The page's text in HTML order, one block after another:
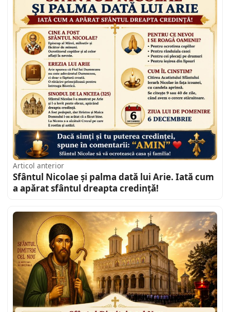
Articol anterior
Sfântul Nicolae și palma dată lui Arie. Iată cum
a apărat sfântul dreapta credință!